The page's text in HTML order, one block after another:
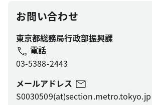
お問い合わせ
東京都総務局行政部振興課
電話
03-5388-2443
メールアドレス
S0030509(at)section.metro.tokyo.jp